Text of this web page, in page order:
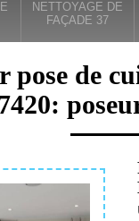
NETTOYAGE DE
FAÇADE 37
pose de